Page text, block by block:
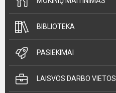
BIBLIOTEKA
PASIEKIMAI
LAISVOS DARBO VIETOS